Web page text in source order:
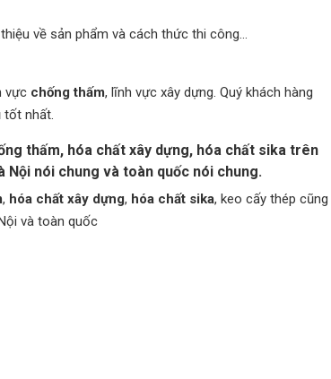
về sản phẩm và cách thức thi công…
vực chống thấm, lĩnh vực xây dựng. Quý khách hàng
nhất.
thấm, hóa chất xây dựng, hóa chất sika trên
Nội nói chung và toàn quốc nói chung.
, hóa chất xây dựng, hóa chất sika, keo cấy thép cũng
và toàn quốc